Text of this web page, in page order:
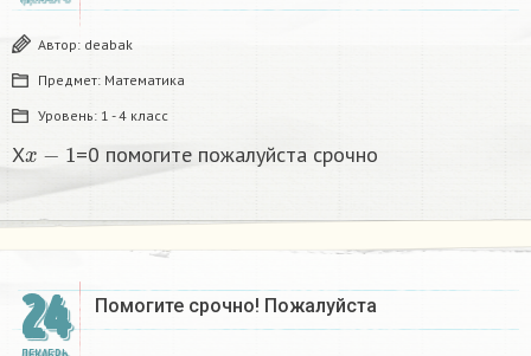
Автор: deabak
Предмет: Математика
Уровень: 1 - 4 класс
X =0 помогите пожалуйста срочно
24 Помогите срочно! Пожалуйста